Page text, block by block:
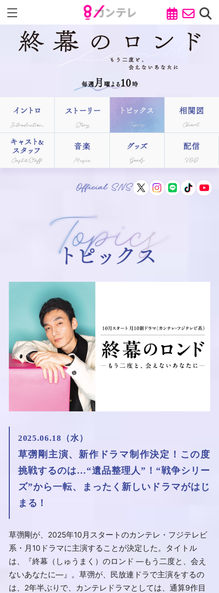
2025.06.18（水）
草彅剛主演、新作ドラマ制作決定！この度
挑戦するのは…“遺品整理人”！“戦争シリー
ズ”から一転、まったく新しいドラマがはじ
まる！
草彅剛が、2025年10月スタートのカンテレ・フジテレビ
系・月10ドラマに主演することが決定した。タイトル
は、『終幕（しゅうまく）のロンド —もう二度と、会え
ないあなたに—』。草彅が、民放連ドラで主演をするの
は、2年半ぶりで、カンテレドラマとしては、通算9作目